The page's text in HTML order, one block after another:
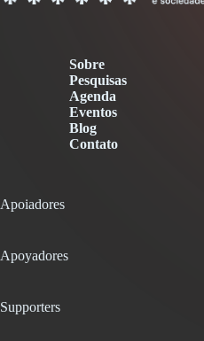
Sobre
Pesquisas
Agenda
Eventos
Blog
Contato
Apoiadores
Apoyadores
Supporters